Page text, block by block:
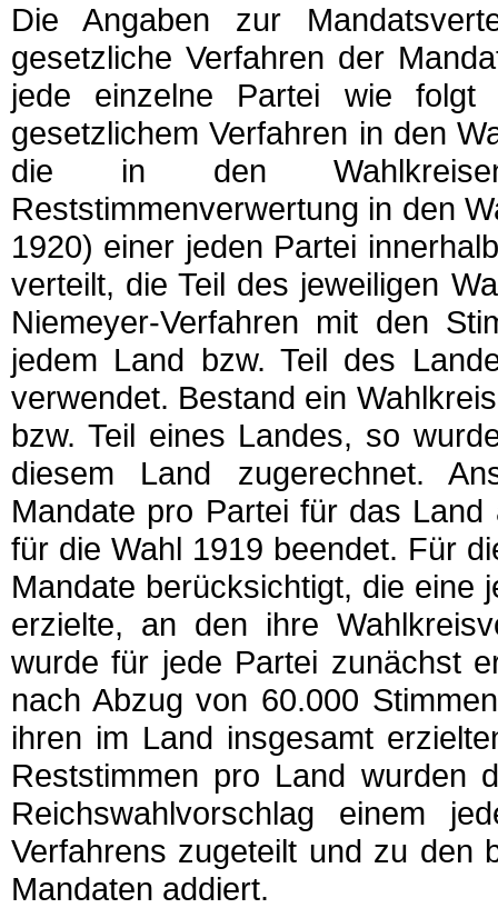
Die Angaben zur
gesetzliche Verfahren der
jede einzelne Partei wie folgt
gesetzlichem Verfahren in den
die in den
Reststimmenverwertung in den
1920) einer jeden Partei
verteilt, die Teil des jeweiligen
Niemeyer-Verfahren mit den
jedem Land bzw. Teil des
verwendet. Bestand ein
bzw. Teil eines Landes, so
diesem Land zugerechnet.
Mandate pro Partei für das
für die Wahl 1919 beendet. Für
Mandate berücksichtigt, die eine
erzielte, an den ihre
wurde für jede Partei zunächst
nach Abzug von 60.000
ihren im Land insgesamt
Reststimmen pro Land wurden
Reichswahlvorschlag einem
Verfahrens zugeteilt und zu den
Mandaten addiert.